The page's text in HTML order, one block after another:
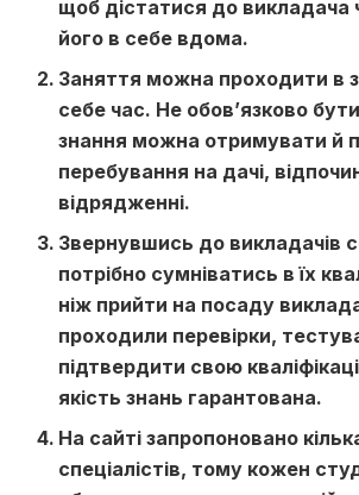
щоб дістатися до викладача
його в себе вдома.
Заняття можна проходити в
себе час. Не обов’язково
знання можна отримувати й
перебування на дачі,
відрядженні.
Звернувшись до викладачів
потрібно сумніватись в їх
ніж прийти на посаду
проходили перевірки,
підтвердити свою
якість знань гарантована.
На сайті запропоновано
спеціалістів, тому кожен